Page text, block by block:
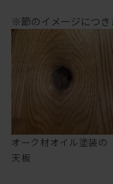
※節のイメージにつき
オーク材オイル塗装の
天板